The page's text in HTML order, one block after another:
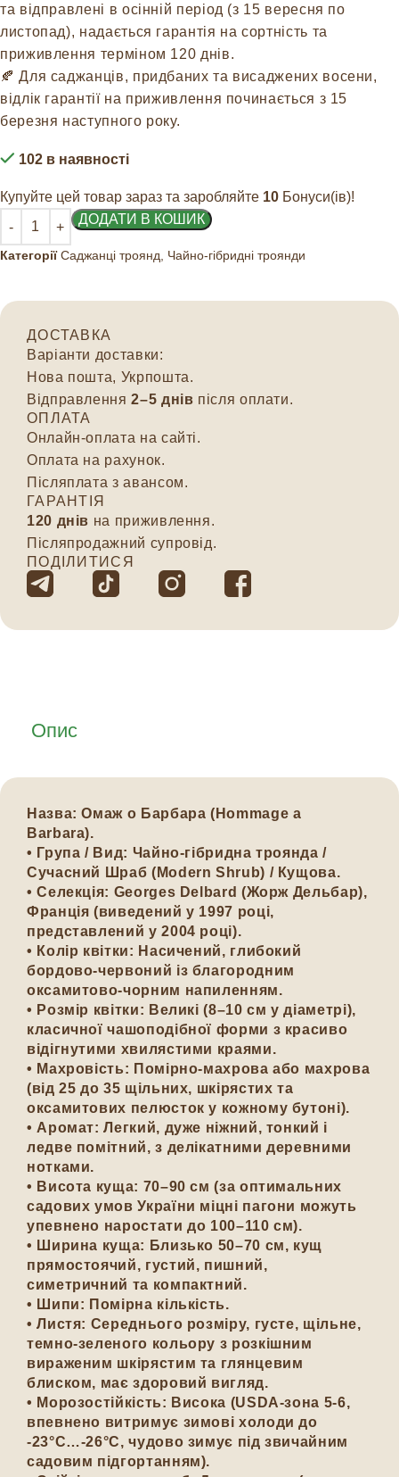
та відправлені в осінній період (з 15 вересня по
листопад), надається гарантія на сортність та
приживлення терміном 120 днів.
🍂 Для саджанців, придбаних та висаджених восени,
відлік гарантії на приживлення починається з 15
березня наступного року.
102 в наявності
Купуйте цей товар зараз та заробляйте 10 Бонуси(ів)!
ДОДАТИ В КОШИК
Категорії Саджанці троянд Чайно-гібридні троянди
ДОСТАВКА
Варіанти доставки:
Нова пошта, Укрпошта.
Відправлення2–5 днів після оплати.
ОПЛАТА
Онлайн-оплата на сайті.
Оплата на рахунок.
Післяплата з авансом.
ГАРАНТІЯ
120 днів на приживлення.
Післяпродажний супровід.
ПОДІЛИТИСЯ
Опис
Назва: Омаж о Барбара (Hommage a
Barbara).
• Група / Вид: Чайно-гібридна троянда /
Сучасний Шраб (Modern Shrub) / Кущова.
• Селекція: Georges Delbard (Жорж Дельбар),
Франція (виведений у 1997 році,
представлений у 2004 році).
• Колір квітки: Насичений, глибокий
бордово-червоний із благородним
оксамитово-чорним напиленням.
• Розмір квітки: Великі (8–10 см у діаметрі),
класичної чашоподібної форми з красиво
відігнутими хвилястими краями.
• Махровість: Помірно-махрова або махрова
(від 25 до 35 щільних, шкірястих та
оксамитових пелюсток у кожному бутоні).
• Аромат: Легкий, дуже ніжний, тонкий і
ледве помітний, з делікатними деревними
нотками.
• Висота куща: 70–90 см (за оптимальних
садових умов України міцні пагони можуть
упевнено наростати до 100–110 см).
• Ширина куща: Близько 50–70 см, кущ
прямостоячий, густий, пишний,
симетричний та компактний.
• Шипи: Помірна кількість.
• Листя: Середнього розміру, густе, щільне,
темно-зеленого кольору з розкішним
вираженим шкірястим та глянцевим
блиском, має здоровий вигляд.
• Морозостійкість: Висока (USDA-зона 5-6,
впевнено витримує зимові холоди до
-23°C…-26°C, чудово зимує під звичайним
садовим підгортанням).